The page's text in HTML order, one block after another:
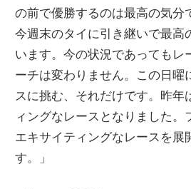
の前で優勝するのは最高の気分
今週末のタイに引き継いで最高
います。今の状況であってもレ
ーチは変わりません。この日曜
スに挑む、それだけです。昨年
ィングなレースとなりました。
エキサイティングなレースを展
す。」